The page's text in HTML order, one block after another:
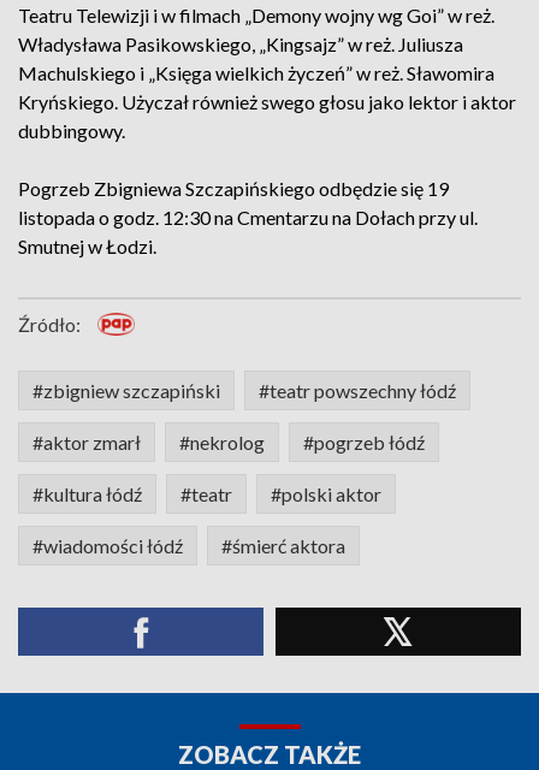
Teatru Telewizji i w filmach „Demony wojny wg Goi” w reż.
Władysława Pasikowskiego, „Kingsajz” w reż. Juliusza
Machulskiego i „Księga wielkich życzeń” w reż. Sławomira
Kryńskiego. Użyczał również swego głosu jako lektor i aktor
dubbingowy.
Pogrzeb Zbigniewa Szczapińskiego odbędzie się 19
listopada o godz. 12:30 na Cmentarzu na Dołach przy ul.
Smutnej w Łodzi.
Źródło:
#zbigniew szczapiński #teatr powszechny łódź
#aktor zmarł #nekrolog #pogrzeb łódź
#kultura łódź #teatr #polski aktor
#wiadomości łódź #śmierć aktora
ZOBACZ TAKŻE